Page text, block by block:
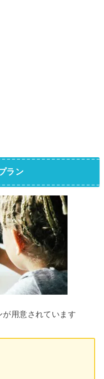
ラン
用意されています